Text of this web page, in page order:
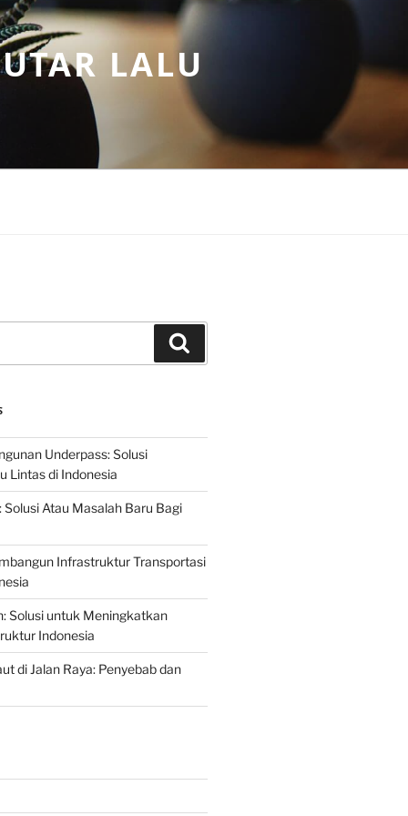
LALU
Underpass: Solusi
Lintas di Indonesia
Solusi Atau Masalah Baru Bagi
Infrastruktur Transportasi
Solusi untuk Meningkatkan
Indonesia
di Jalan Raya: Penyebab dan